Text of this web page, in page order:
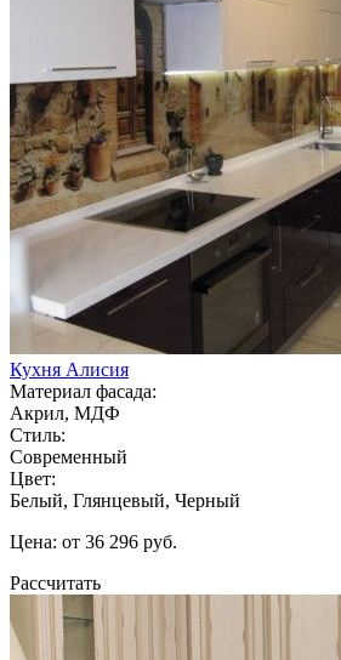
Кухня Алисия
Материал фасада:
Акрил, МДФ
Стиль:
Современный
Цвет:
Белый, Глянцевый, Черный
Цена: от 36 296 руб.
Рассчитать